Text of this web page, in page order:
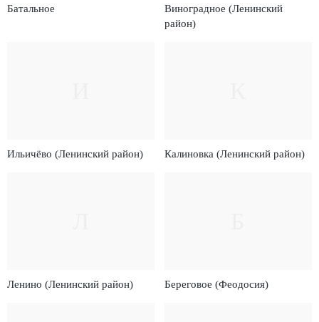
Батальное
Виноградное (Ленинский
район)
Ильичёво (Ленинский район) Калиновка (Ленинский район)
Ленино (Ленинский район) Береговое (Феодосия)